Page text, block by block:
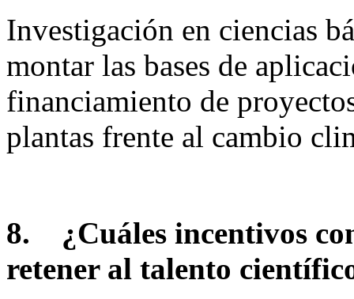
Investigación en ciencias
montar las bases de
financiamiento de
plantas frente al cambio
8. ¿Cuáles incentivos
retener al talento